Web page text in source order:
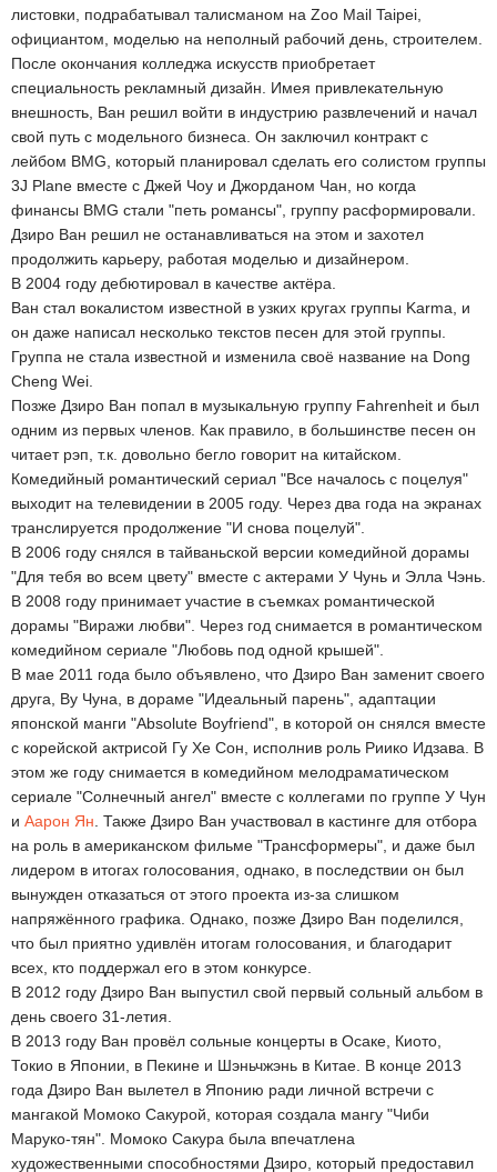
листовки, подрабатывал талисманом на Zoo Mail Taipei,
официантом, моделью на неполный рабочий день, строителем.
После окончания колледжа искусств приобретает
специальность рекламный дизайн. Имея привлекательную
внешность, Ван решил войти в индустрию развлечений и начал
свой путь с модельного бизнеса. Он заключил контракт с
лейбом BMG, который планировал сделать его солистом группы
3J Plane вместе с Джей Чоу и Джорданом Чан, но когда
финансы BMG стали "петь романсы", группу расформировали.
Дзиро Ван решил не останавливаться на этом и захотел
продолжить карьеру, работая моделью и дизайнером.
В 2004 году дебютировал в качестве актёра.
Ван стал вокалистом известной в узких кругах группы Karma, и
он даже написал несколько текстов песен для этой группы.
Группа не стала известной и изменила своё название на Dong
Cheng Wei.
Позже Дзиро Ван попал в музыкальную группу Fahrenheit и был
одним из первых членов. Как правило, в большинстве песен он
читает рэп, т.к. довольно бегло говорит на китайском.
Комедийный романтический сериал "Все началось с поцелуя"
выходит на телевидении в 2005 году. Через два года на экранах
транслируется продолжение "И снова поцелуй".
В 2006 году снялся в тайваньской версии комедийной дорамы
"Для тебя во всем цвету" вместе с актерами У Чунь и Элла Чэнь.
В 2008 году принимает участие в съемках романтической
дорамы "Виражи любви". Через год снимается в романтическом
комедийном сериале "Любовь под одной крышей".
В мае 2011 года было объявлено, что Дзиро Ван заменит своего
друга, Ву Чуна, в дораме "Идеальный парень", адаптации
японской манги "Absolute Boyfriend", в которой он снялся вместе
с корейской актрисой Гу Хе Сон, исполнив роль Риико Идзава. В
этом же году снимается в комедийном мелодраматическом
сериале "Солнечный ангел" вместе с коллегами по группе У Чун
и Аарон Ян . Также Дзиро Ван участвовал в кастинге для отбора
на роль в американском фильме "Трансформеры", и даже был
лидером в итогах голосования, однако, в последствии он был
вынужден отказаться от этого проекта из-за слишком
напряжённого графика. Однако, позже Дзиро Ван поделился,
что был приятно удивлён итогам голосования, и благодарит
всех, кто поддержал его в этом конкурсе.
В 2012 году Дзиро Ван выпустил свой первый сольный альбом в
день своего 31-летия.
В 2013 году Ван провёл сольные концерты в Осаке, Киото,
Токио в Японии, в Пекине и Шэньчжэнь в Китае. В конце 2013
года Дзиро Ван вылетел в Японию ради личной встречи с
мангакой Момоко Сакурой, которая создала мангу "Чиби
Маруко-тян". Момоко Сакура была впечатлена
художественными способностями Дзиро, который предоставил